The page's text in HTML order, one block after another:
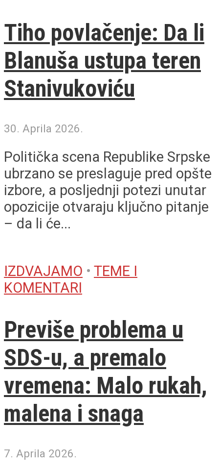
Tiho povlačenje: Da li
Blanuša ustupa teren
Stanivukoviću
30. Aprila 2026.
Politička scena Republike Srpske
ubrzano se preslaguje pred opšte
izbore, a posljednji potezi unutar
opozicije otvaraju ključno pitanje
– da li će...
IZDVAJAMO • TEME I
KOMENTARI
Previše problema u
SDS-u, a premalo
vremena: Malo rukah,
malena i snaga
7. Aprila 2026.